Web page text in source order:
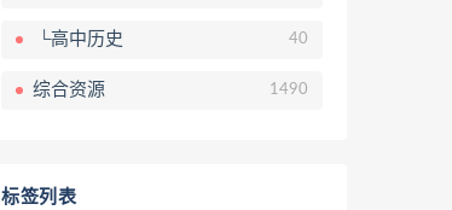
└高中历史 40
综合资源 1490
标签列表